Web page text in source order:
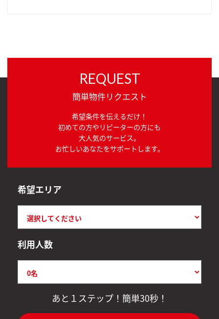
REQUEST
簡単物件リクエスト
希望条件を伝えるだけ！
初めての方やリピーターの方にも
大人気のサービス。
お忙しいあなたをサポートします。
希望エリア
利用人数
あと１ステップ！簡単30秒！